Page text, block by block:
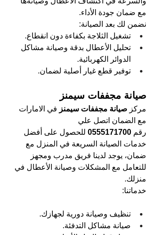
مع ضمان جودة الأداء.
نضمن لك بعد الصيانة:
تشغيل الثلاجة بكفاءة دون انقطاع.
تحليل الأعطال بدقة وصيانة مشاكل
الدوائر الكهربائية.
توفير قطع غيار أصلية لضمان.
صيانة مجففات سيمنز
مركز صيانة مجففات سيمنز في الامارات
مع الضمان اتصل علي
رقم 0555171700 للحصول على أفضل
خدمات الصيانة السريعة في المنزل مع
ضمان، يوجد لدينا فريق مدرب ومجهز
للتعامل مع المشكلات وصيانة الأعطال في
منزلك.
خدماتنا:
تنظيف وصيانة دورية لجهازك.
صيانة مشاكل التدفئة.